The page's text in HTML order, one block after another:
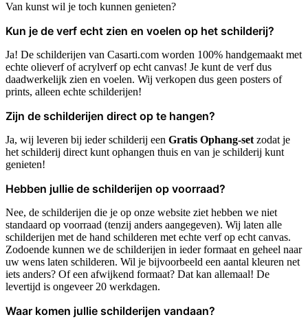
Van kunst wil je toch kunnen genieten?
Kun je de verf echt zien en voelen op het schilderij?
Ja! De schilderijen van Casarti.com worden 100% handgemaakt met
echte olieverf of acrylverf op echt canvas! Je kunt de verf dus
daadwerkelijk zien en voelen. Wij verkopen dus geen posters of
prints, alleen echte schilderijen!
Zijn de schilderijen direct op te hangen?
Ja, wij leveren bij ieder schilderij een Gratis Ophang-set zodat je
het schilderij direct kunt ophangen thuis en van je schilderij kunt
genieten!
Hebben jullie de schilderijen op voorraad?
Nee, de schilderijen die je op onze website ziet hebben we niet
standaard op voorraad (tenzij anders aangegeven). Wij laten alle
schilderijen met de hand schilderen met echte verf op echt canvas.
Zodoende kunnen we de schilderijen in ieder formaat en geheel naar
uw wens laten schilderen. Wil je bijvoorbeeld een aantal kleuren net
iets anders? Of een afwijkend formaat? Dat kan allemaal! De
levertijd is ongeveer 20 werkdagen.
Waar komen jullie schilderijen vandaan?